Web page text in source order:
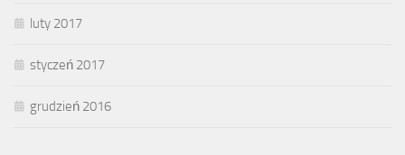
luty 2017
styczeń 2017
grudzień 2016